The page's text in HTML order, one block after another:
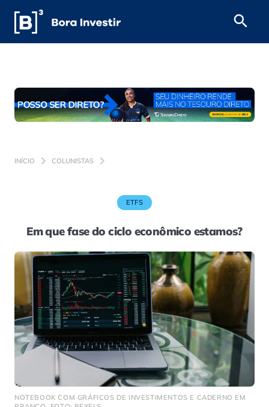
INÍCIO COLUNISTAS
ETFS
Em que fase do ciclo econômico estamos?
NOTEBOOK COM GRÁFICOS DE INVESTIMENTOS E CADERNO EM